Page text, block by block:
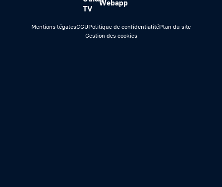
TV
Webapp
Mentions légalesCGUPolitique de confidentialitéPlan du site
Gestion des cookies